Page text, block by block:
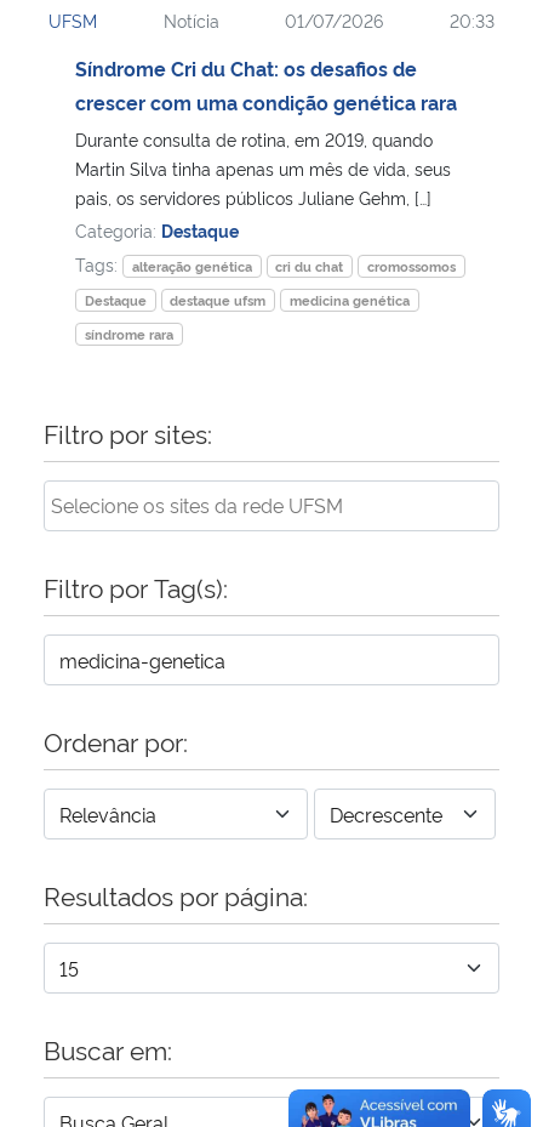
Ministério da Cidadania
Ministério de Minas e Energia
Ministério da Ciência, Tecnologia, Inovações e Comunicações
Ministério do Meio Ambiente
Ministério do Turismo
Ministério da Mulher, da Família e dos Direitos Humanos
Secretaria-Geral
Secretaria de Governo
Advocacia-Geral da União
Planalto
UFSM Notícia 01/07/2026 20:33
Síndrome Cri du Chat: os desafios de
crescer com uma condição genética rara
Durante consulta de rotina, em 2019, quando
Martin Silva tinha apenas um mês de vida, seus
pais, os servidores públicos Juliane Gehm, […]
Categoria: Destaque
Tags:
alteração genética cri du chat
cromossomos
Destaque
destaque ufsm
medicina genética
síndrome rara
Filtro por sites:
Filtro por Tag(s):
Ordenar por:
Resultados por página:
Buscar em: